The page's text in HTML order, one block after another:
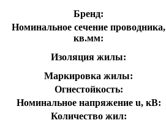
Бренд:
Номинальное сечение проводника,
кв.мм:
Изоляция жилы:
Маркировка жилы:
Огнестойкость:
Номинальное напряжение u, кВ:
Количество жил: